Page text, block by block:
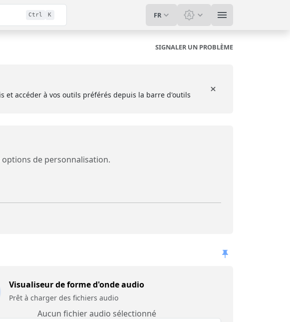
Ctrl K FR Changer le thème:
SIGNALER UN PROBLÈME
accéder à vos outils préférés depuis la barre d'outils
de personnalisation.
Visualiseur de forme d'onde audio
Prêt à charger des fichiers audio
Aucun fichier audio sélectionné